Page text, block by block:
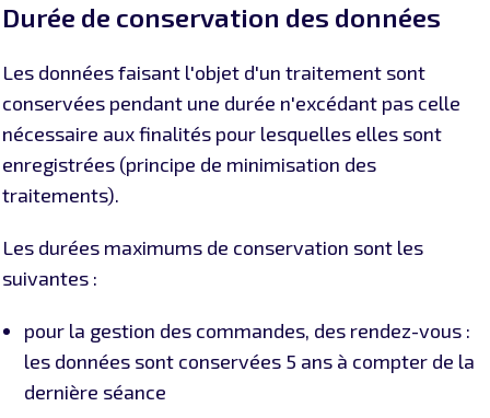
Durée de conservation des données
Les données faisant l'objet d'un traitement sont
conservées pendant une durée n'excédant pas celle
nécessaire aux finalités pour lesquelles elles sont
enregistrées (principe de minimisation des
traitements).
Les durées maximums de conservation sont les
suivantes :
pour la gestion des commandes, des rendez-vous :
les données sont conservées 5 ans à compter de la
dernière séance